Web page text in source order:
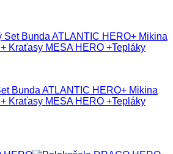
Bunda ATLANTIC HERO+ Mikina
Kraťasy MESA HERO +Tepláky